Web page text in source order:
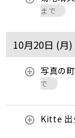
まで
10月20日 (月)
写真の
で
Kitte 出